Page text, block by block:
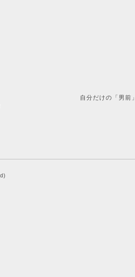
メンズ美容室